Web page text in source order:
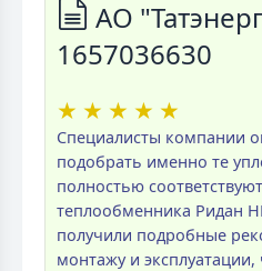
АО
1657036630
★ ★ ★ ★ ★
Специалисты компании
подобрать именно те
полностью
теплообменника Ридан
получили подробные
монтажу и эксплуатации,